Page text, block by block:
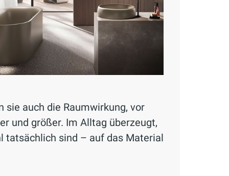
auch die Raumwirkung, vor
und größer. Im Alltag überzeugt,
tatsächlich sind – auf das Material